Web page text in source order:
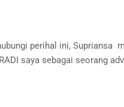
perihal ini, Supriansa
saya sebagai seorang